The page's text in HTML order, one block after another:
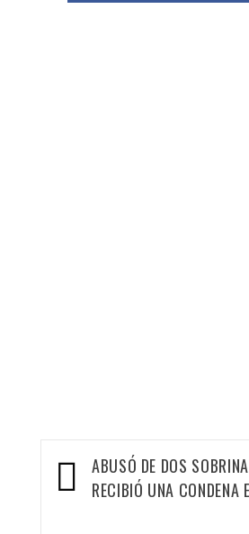
Navegación
de
ABUSÓ DE DOS
RECIBIÓ UNA CONDENA